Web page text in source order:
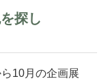
探し
10月の企画展